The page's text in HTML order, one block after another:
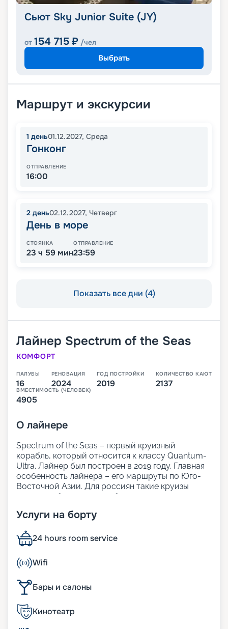
Сьют Sky Junior Suite (JY)
от 154 715 ₽ /чел
Выбрать
Маршрут и экскурсии
1 день01.12.2027, Среда
Гонконг
ОТПРАВЛЕНИЕ
16:00
2 день02.12.2027, Четверг
День в море
СТОЯНКА
23 ч 59 мин
ОТПРАВЛЕНИЕ
23:59
Показать все дни (4)
Лайнер Spectrum of the Seas
КОМФОРТ
ПАЛУБЫ
16
РЕНОВАЦИЯ
2024
ГОД ПОСТРОЙКИ
2019
КОЛИЧЕСТВО КАЮТ
2137
ВМЕСТИМОСТЬ (ЧЕЛОВЕК)
4905
О лайнере
Spectrum of the Seas – первый круизный
корабль, который относится к классу Quantum-
Ultra. Лайнер был построен в 2019 году. Главная
особенность лайнера – его маршруты по Юго-
Восточной Азии. Для россиян такие круизы
доступны без виз при соблюдении некоторых
регион.
только забронировать круиз навигации 2025 -
2026 по выгодной цене, но и узнать подробнее о
каютах, удобствах, а также задать все
интересующие вопросы менеджерам.
Размещение
Лайнер вмещает 4 905 пассажиров, которые с
удобством могут разместиться в 2 137 каютах.
Услуги на борту
24 hours room service
Wifi
Бары и салоны
Кинотеатр